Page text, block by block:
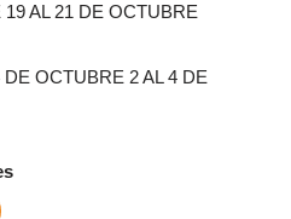
AL 21 DE OCTUBRE
OCTUBRE 2 AL 4 DE